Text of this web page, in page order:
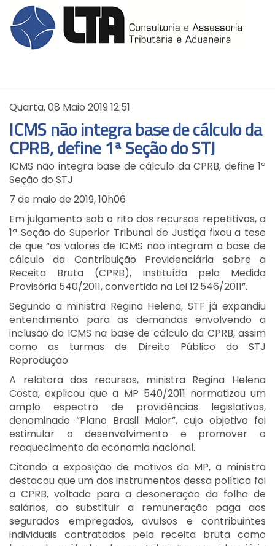
Quarta, 08 Maio 2019 12:51
ICMS não integra base de cálculo da
CPRB, define 1ª Seção do STJ
ICMS não integra base de cálculo da CPRB, define 1ª
Seção do STJ
7 de maio de 2019, 10h06
Em julgamento sob o rito dos recursos repetitivos, a
1ª Seção do Superior Tribunal de Justiça fixou a tese
de que “os valores de ICMS não integram a base de
cálculo da Contribuição Previdenciária sobre a
Receita Bruta (CPRB), instituída pela Medida
Provisória 540/2011, convertida na Lei 12.546/2011”.
Segundo a ministra Regina Helena, STF já expandiu
entendimento para as demandas envolvendo a
inclusão do ICMS na base de cálculo da CPRB, assim
como as turmas de Direito Público do STJ
Reprodução
A relatora dos recursos, ministra Regina Helena
Costa, explicou que a MP 540/2011 normatizou um
amplo espectro de providências legislativas,
denominado “Plano Brasil Maior”, cujo objetivo foi
estimular o desenvolvimento e promover o
reaquecimento da economia nacional.
Citando a exposição de motivos da MP, a ministra
destacou que um dos instrumentos dessa política foi
a CPRB, voltada para a desoneração da folha de
salários, ao substituir a remuneração paga aos
segurados empregados, avulsos e contribuintes
individuais contratados pela receita bruta como